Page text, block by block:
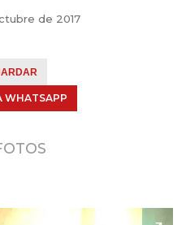
de 2017
WHATSAPP